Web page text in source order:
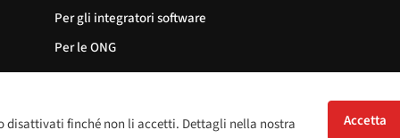
Per gli integratori software
Per le ONG
disattivati finché non li accetti. Dettagli nella nostra
Accetta